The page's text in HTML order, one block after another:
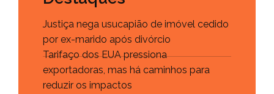
Justiça nega usucapião de imóvel cedido
por ex-marido após divórcio
Tarifaço dos EUA pressiona
exportadoras, mas há caminhos para
reduzir os impactos